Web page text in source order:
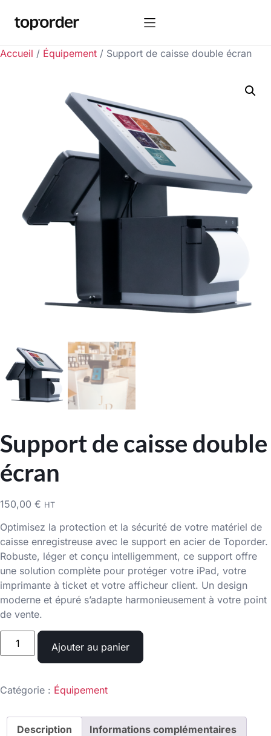
Accueil / Équipement / Support de caisse double écran
Support de caisse double
écran
150,00 € HT
Optimisez la protection et la sécurité de votre matériel de
caisse enregistreuse avec le support en acier de Toporder.
Robuste, léger et conçu intelligemment, ce support offre
une solution complète pour protéger votre iPad, votre
imprimante à ticket et votre afficheur client. Un design
moderne et épuré s’adapte harmonieusement à votre point
de vente.
Ajouter au panier
Catégorie : Équipement
Description Informations complémentaires